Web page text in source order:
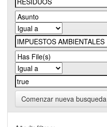
Comenzar nueva busqueda